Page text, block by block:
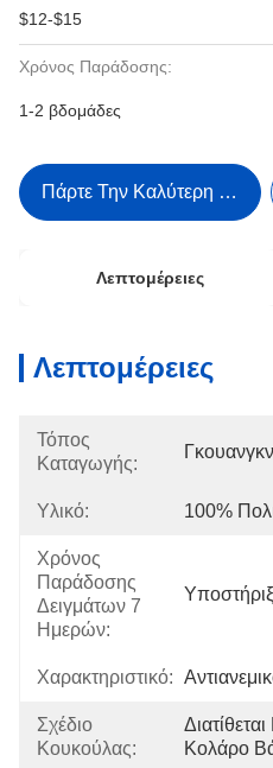
$12-$15
Χρόνος Παράδοσης:
1-2 βδομάδες
Πάρτε Την Καλύτερη Τιμή
Λεπτομέρειες
Λεπτομέρειες
Τόπος
Καταγωγής:
Υλικό: 100%
Χρόνος
Παράδοσης
Δειγμάτων 7
Ημερών:
Χαρακτηριστικό:
Σχέδιο
Κουκούλας:
Κολάρο